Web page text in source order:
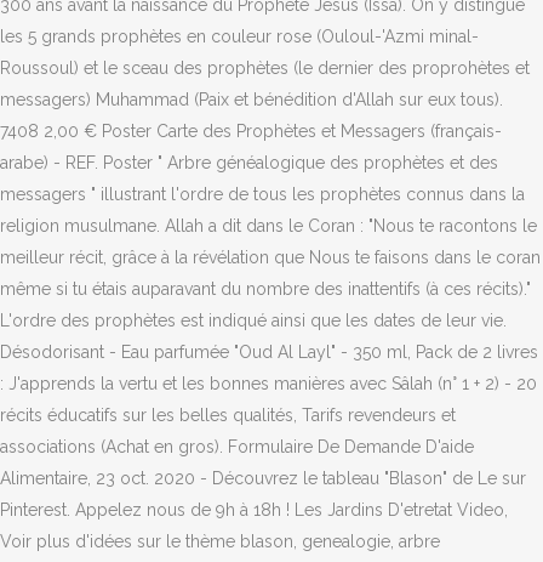
300 ans avant la naissance du Prophète Jésus (Issa). On y distingue
les 5 grands prophètes en couleur rose (Ouloul-'Azmi minal-
Roussoul) et le sceau des prophètes (le dernier des proprohètes et
messagers) Muhammad (Paix et bénédition d'Allah sur eux tous).
7408 2,00 € Poster Carte des Prophètes et Messagers (français-
arabe) - REF. Poster " Arbre généalogique des prophètes et des
messagers " illustrant l'ordre de tous les prophètes connus dans la
religion musulmane. Allah a dit dans le Coran : "Nous te racontons le
meilleur récit, grâce à la révélation que Nous te faisons dans le coran
même si tu étais auparavant du nombre des inattentifs (à ces récits)."
L'ordre des prophètes est indiqué ainsi que les dates de leur vie.
Désodorisant - Eau parfumée "Oud Al Layl" - 350 ml, Pack de 2 livres
: J'apprends la vertu et les bonnes manières avec Sâlah (n° 1 + 2) - 20
récits éducatifs sur les belles qualités, Tarifs revendeurs et
associations (Achat en gros). Formulaire De Demande D'aide
Alimentaire, 23 oct. 2020 - Découvrez le tableau "Blason" de Le sur
Pinterest. Appelez nous de 9h à 18h ! Les Jardins D'etretat Video,
Voir plus d'idées sur le thème blason, genealogie, arbre